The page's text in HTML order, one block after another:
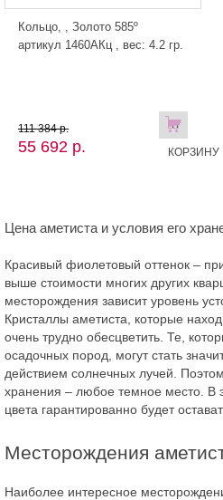
Кольцо, , Золото 585º
артикул 1460АКц , вес: 4.2 гр.
55 692 р.
111 384 р. В
КОРЗИНУ
Цена аметиста и условия его
Красивый фиолетовый оттенок –
выше стоимости многих других
месторождения зависит уровень
Кристаллы аметиста, которые
очень трудно обесцветить. Те,
осадочных пород, могут стать
действием солнечных лучей.
хранения – любое темное место. В
цвета гарантированно будет
Месторождения
Наиболее интересное